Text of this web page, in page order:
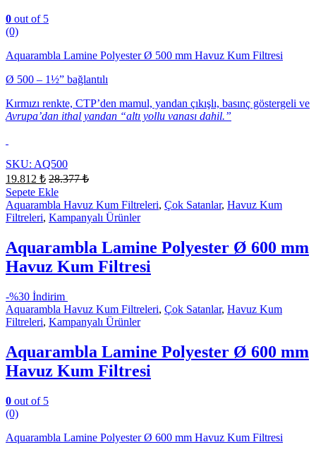
0 out of 5
(0)
Aquarambla Lamine Polyester Ø 500 mm Havuz Kum Filtresi
Ø 500 – 1½” bağlantılı
Kırmızı renkte, CTP’den mamul, yandan çıkışlı, basınç göstergeli ve
Avrupa’dan ithal yandan “altı yollu vanası dahil.”
SKU: AQ500
19.812 ₺ 28.377₺
Sepete Ekle
Aquarambla Havuz Kum Filtreleri, Çok Satanlar, Havuz Kum
Filtreleri, Kampanyalı Ürünler
Aquarambla Lamine Polyester Ø 600 mm
Havuz Kum Filtresi
-%30 İndirim
Aquarambla Havuz Kum Filtreleri, Çok Satanlar, Havuz Kum
Filtreleri, Kampanyalı Ürünler
Aquarambla Lamine Polyester Ø 600 mm
Havuz Kum Filtresi
0 out of 5
(0)
Aquarambla Lamine Polyester Ø 600 mm Havuz Kum Filtresi